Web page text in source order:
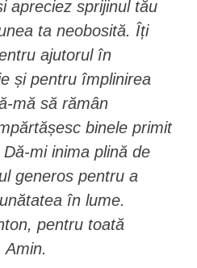
apreciez sprijinul tău
ta neobosită. Îți
ajutorul în
și pentru împlinirea
mă să rămân
binele primit
mi inima plină de
generos pentru a
în lume.
pentru toată